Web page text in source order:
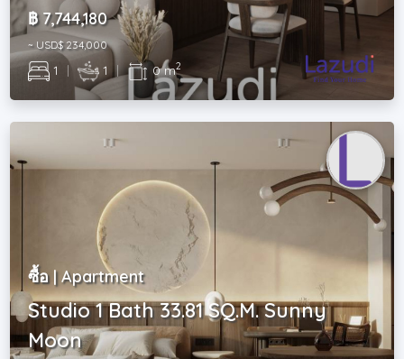
฿ 7,744,180
~ USD$ 234,000
1 | 1 | 0 m2
ซื้อ | Apartment
Studio 1 Bath 33.81 SQ.M. Sunny
Moon